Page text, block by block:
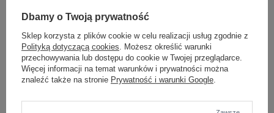
beżowy
L 2016102887898 - +
ZALOGUJ SIĘ I ZOBACZ CENĘ
Dbamy o Twoją prywatność
Sklep korzysta z plików cookie w celu realizacji usług zgodnie z
Polityką dotyczącą cookies. Możesz określić warunki
przechowywania lub dostępu do cookie w Twojej przeglądarce.
Więcej informacji na temat warunków i prywatności można
znaleźć także na stronie Prywatność i warunki Google.